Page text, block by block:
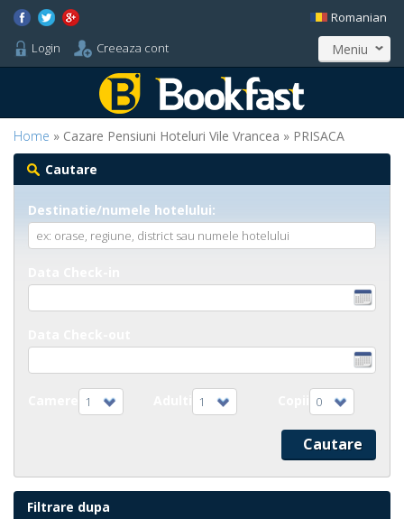
Login Creeaza cont
Romanian
Meniu
Home » Cazare Pensiuni Hoteluri Vile Vrancea » PRISACA
Cautare
Destinatie/numele hotelului:
1 1 0
Filtrare dupa